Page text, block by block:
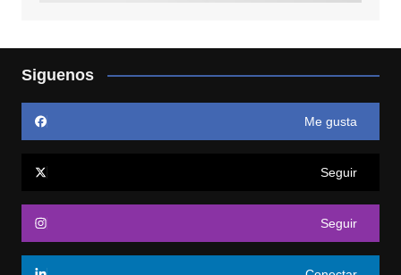
Siguenos
Me gusta
Seguir
Seguir